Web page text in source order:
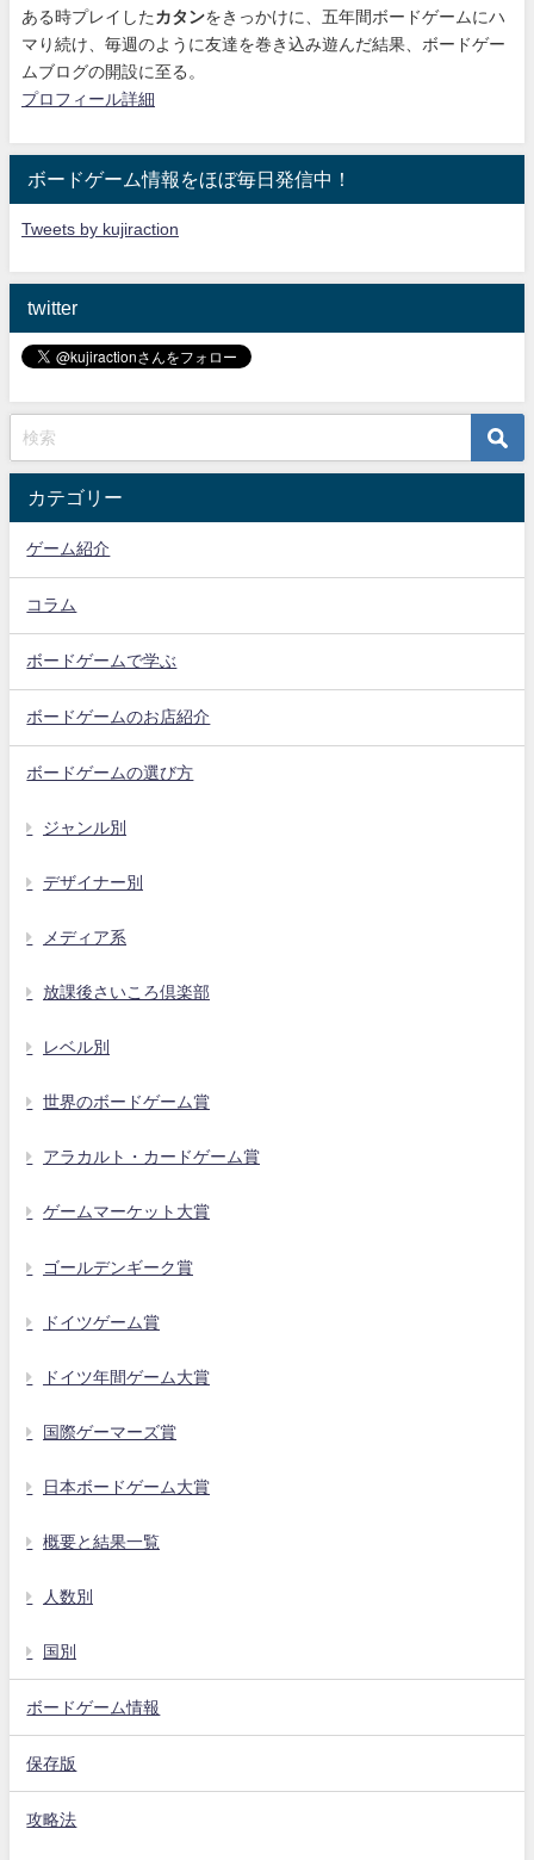
ある時プレイした カタンをきっかけに、 五年間ボードゲームにハ
マり続け 、毎週のように友達を巻き込み遊んだ結果、ボードゲー
ムブログの開設に至る。
プロフィール詳細
ボードゲーム情報をほぼ毎日発信中！
Tweets by kujiraction
twitter
カテゴリー
ゲーム紹介
コラム
ボードゲームで学ぶ
ボードゲームのお店紹介
ボードゲームの選び方
ジャンル別
デザイナー別
メディア系
放課後さいころ倶楽部
レベル別
世界のボードゲーム賞
アラカルト・カードゲーム賞
ゲームマーケット大賞
ゴールデンギーク賞
ドイツゲーム賞
ドイツ年間ゲーム大賞
国際ゲーマーズ賞
日本ボードゲーム大賞
概要と結果一覧
人数別
国別
ボードゲーム情報
保存版
攻略法